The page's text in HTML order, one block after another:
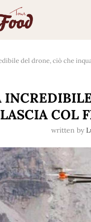
del drone, ciò che
LASCIA COL
written by